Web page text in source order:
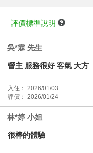
評價標準說明
吳*霖 先生
營主 服務很好 客氣 大方
入住： 2026/01/03
評價： 2026/01/24
林*婷 小姐
很棒的體驗